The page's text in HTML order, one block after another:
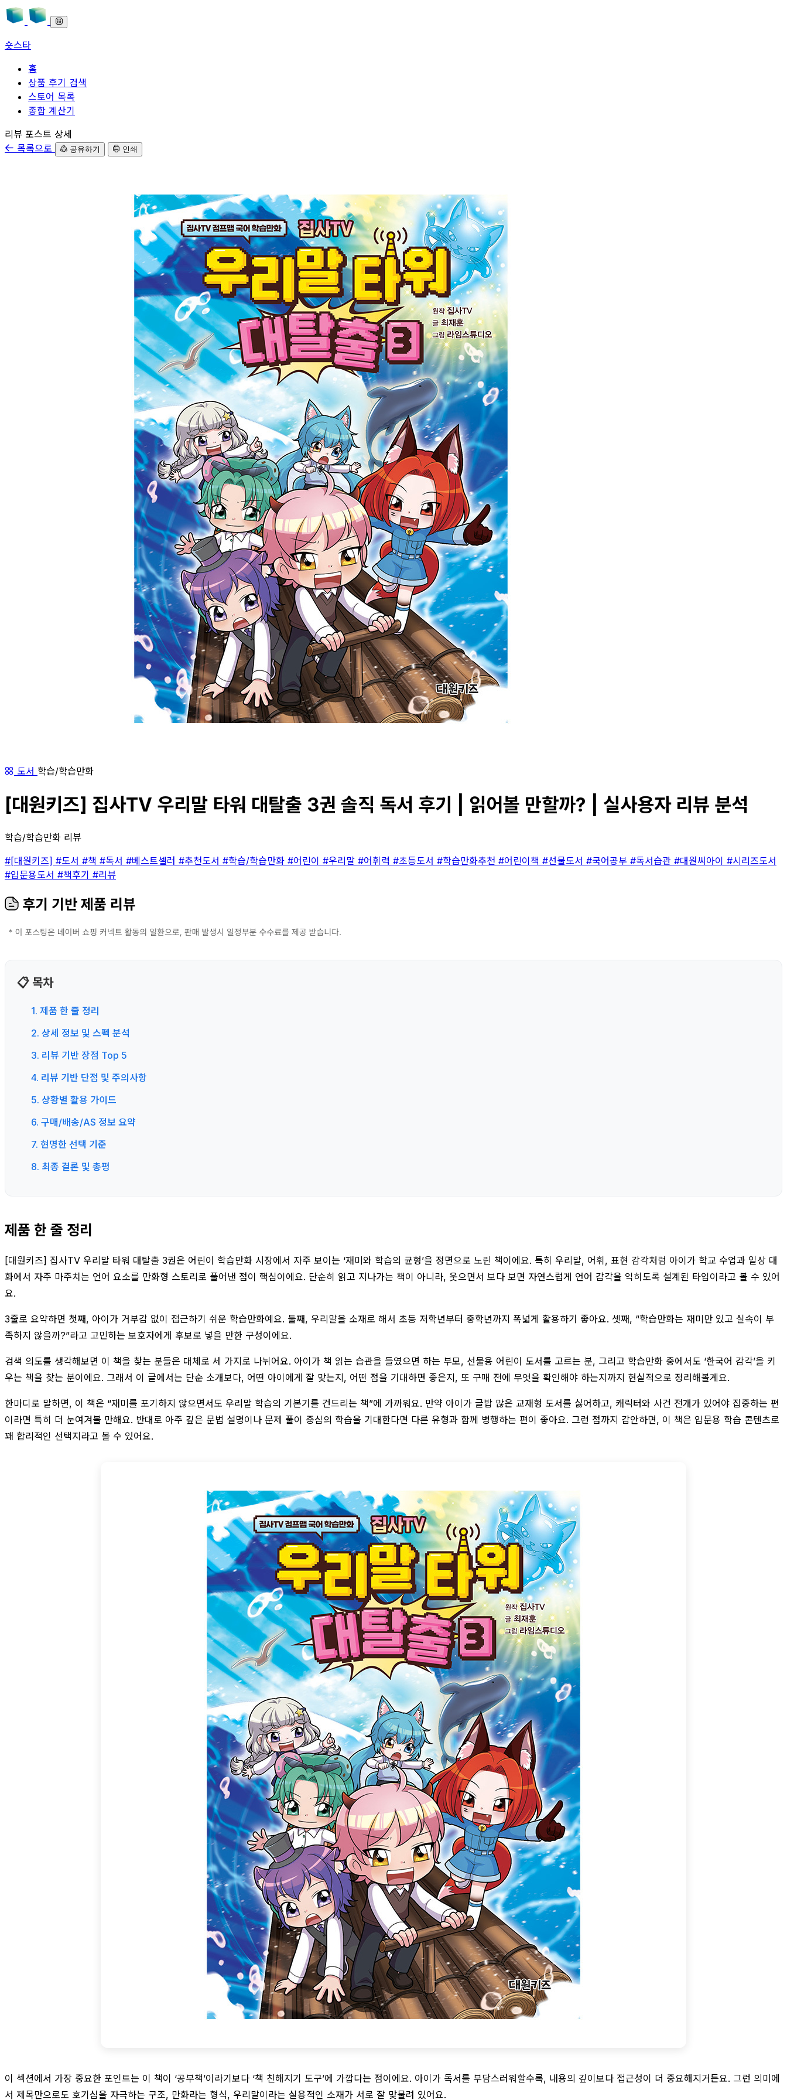
숏스타
홈
상품 후기 검색
스토어 목록
종합 계산기
본문으로 바로가기
리뷰 포스트 상세
목록으로
공유하기 인쇄
도서 학습/학습만화
[대원키즈] 집사TV 우리말 타워 대탈출 3권 솔직 독서 후기 | 읽어볼 만할까? | 실사용자 리뷰 분석
학습/학습만화 리뷰
#[대원키즈] #도서 #책 #독서 #베스트셀러 #추천도서 #학습/학습만화 #어린이 #우리말 #어휘력 #초등도서 #학습만화추천 #어린이책 #선물도서 #국어공부 #독서습관 #대원씨아이 #시리즈도서
#입문용도서 #책후기 #리뷰
후기 기반 제품 리뷰
📋 목차
1. 제품 한 줄 정리
2. 상세 정보 및 스펙 분석
3. 리뷰 기반 장점 Top 5
4. 리뷰 기반 단점 및 주의사항
5. 상황별 활용 가이드
6. 구매/배송/AS 정보 요약
7. 현명한 선택 기준
8. 최종 결론 및 총평
제품 한 줄 정리
[대원키즈] 집사TV 우리말 타워 대탈출 3권은 어린이 학습만화 시장에서 자주 보이는 ‘재미와 학습의 균형’을 정면으로 노린 책이에요. 특히 우리말, 어휘, 표현 감각처럼 아이가 학교 수업과 일상 대
화에서 자주 마주치는 언어 요소를 만화형 스토리로 풀어낸 점이 핵심이에요. 단순히 읽고 지나가는 책이 아니라, 웃으면서 보다 보면 자연스럽게 언어 감각을 익히도록 설계된 타입이라고 볼 수 있어
요.
3줄로 요약하면 첫째, 아이가 거부감 없이 접근하기 쉬운 학습만화예요. 둘째, 우리말을 소재로 해서 초등 저학년부터 중학년까지 폭넓게 활용하기 좋아요. 셋째, “학습만화는 재미만 있고 실속이 부
족하지 않을까?”라고 고민하는 보호자에게 후보로 넣을 만한 구성이에요.
검색 의도를 생각해보면 이 책을 찾는 분들은 대체로 세 가지로 나뉘어요. 아이가 책 읽는 습관을 들였으면 하는 부모, 선물용 어린이 도서를 고르는 분, 그리고 학습만화 중에서도 ‘한국어 감각’을 키
우는 책을 찾는 분이에요. 그래서 이 글에서는 단순 소개보다, 어떤 아이에게 잘 맞는지, 어떤 점을 기대하면 좋은지, 또 구매 전에 무엇을 확인해야 하는지까지 현실적으로 정리해볼게요.
한마디로 말하면, 이 책은 “재미를 포기하지 않으면서도 우리말 학습의 기본기를 건드리는 책”에 가까워요. 만약 아이가 글밥 많은 교재형 도서를 싫어하고, 캐릭터와 사건 전개가 있어야 집중하는 편
이라면 특히 더 눈여겨볼 만해요. 반대로 아주 깊은 문법 설명이나 문제 풀이 중심의 학습을 기대한다면 다른 유형과 함께 병행하는 편이 좋아요. 그런 점까지 감안하면, 이 책은 입문용 학습 콘텐츠로
꽤 합리적인 선택지라고 볼 수 있어요.
이 섹션에서 가장 중요한 포인트는 이 책이 ‘공부책’이라기보다 ‘책 친해지기 도구’에 가깝다는 점이에요. 아이가 독서를 부담스러워할수록, 내용의 깊이보다 접근성이 더 중요해지거든요. 그런 의미에
서 제목만으로도 호기심을 자극하는 구조, 만화라는 형식, 우리말이라는 실용적인 소재가 서로 잘 맞물려 있어요.